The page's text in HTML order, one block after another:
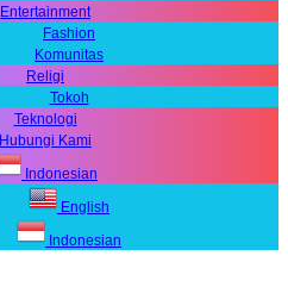
Entertainment
Fashion
Komunitas
Religi
Tokoh
Teknologi
Hubungi Kami
Indonesian
English
Indonesian